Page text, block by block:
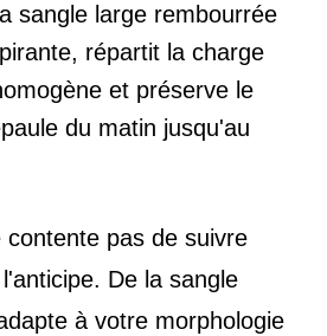
sangle large rembourrée
répartit la charge
et préserve le
du matin jusqu'au
contente pas de suivre
De la sangle
à votre morphologie